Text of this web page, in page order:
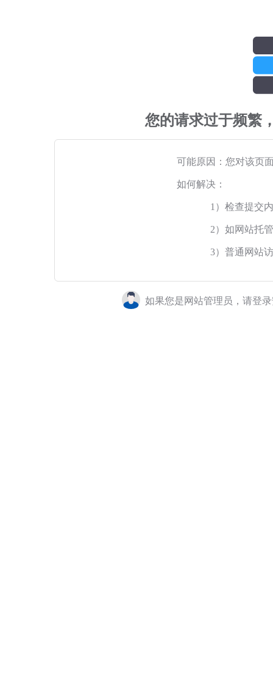
您的请求过于频繁
可能原因：您对该页
如何解决：
1）检查提交
2）如网站托
3）普通网站
如果您是网站管理员，请登